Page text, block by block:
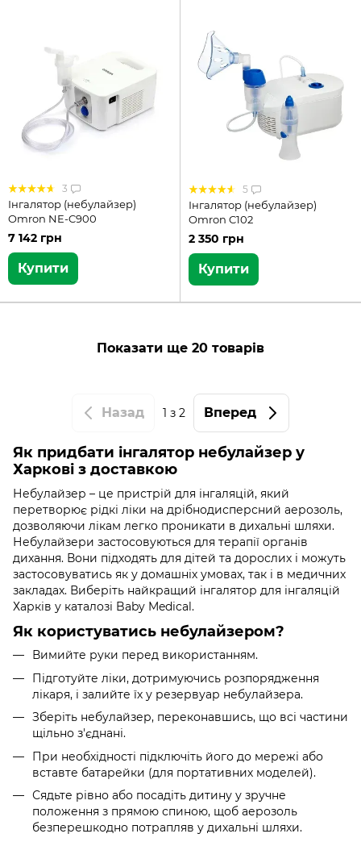
3
Інгалятор (небулайзер)
Omron NE-C900
7 142 грн
Купити
5
Інгалятор (небулайзер)
Omron C102
2 350 грн
Купити
Показати ще 20 товарів
Назад 1 з 2 Вперед
Як придбати інгалятор небулайзер у
Харкові з доставкою
Небулайзер – це пристрій для інгаляцій, який
перетворює рідкі ліки на дрібнодисперсний аерозоль,
дозволяючи лікам легко проникати в дихальні шляхи.
Небулайзери застосовуються для терапії органів
дихання. Вони підходять для дітей та дорослих і можуть
застосовуватись як у домашніх умовах, так і в медичних
закладах. Виберіть найкращий інгалятор для інгаляцій
Харків у каталозі Baby Medical.
Як користуватись небулайзером?
Вимийте руки перед використанням.
Підготуйте ліки, дотримуючись розпорядження
лікаря, і залийте їх у резервуар небулайзера.
Зберіть небулайзер, переконавшись, що всі частини
щільно з'єднані.
При необхідності підключіть його до мережі або
вставте батарейки (для портативних моделей).
Сядьте рівно або посадіть дитину у зручне
положення з прямою спиною, щоб аерозоль
безперешкодно потрапляв у дихальні шляхи.